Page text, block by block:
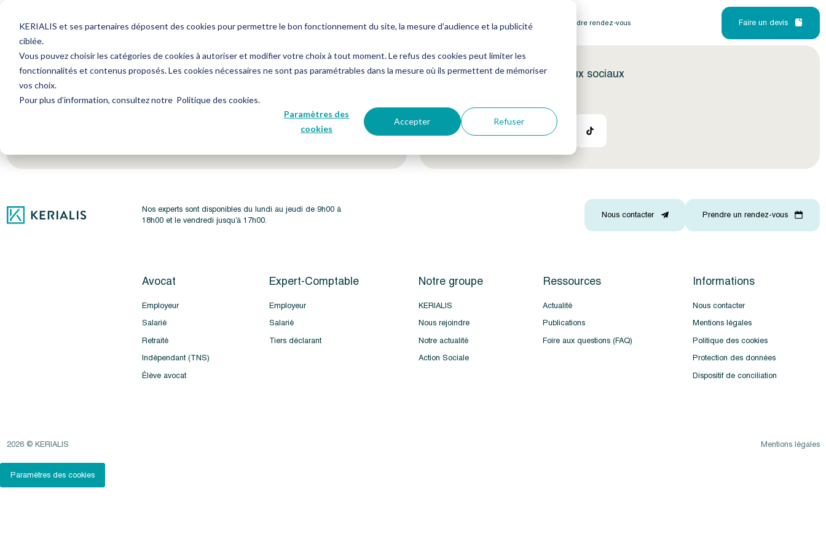
KERIALIS et ses partenaires déposent des cookies pour permettre le bon fonctionnement du site, la mesure d’audience et la publicité
ciblée.
Vous pouvez choisir les catégories de cookies à autoriser et modifier votre choix à tout moment. Le refus des cookies peut limiter les
fonctionnalités et contenus proposés. Les cookies nécessaires ne sont pas paramétrables dans la mesure où ils permettent de mémoriser
vos choix.
Pour plus d’information, consultez notre Politique des cookies.
Paramètres des
cookies
Accepter Refuser
Avocat Expert-Comptable Ressources Notre groupe Me connecter Nous contacter Prendre rendez-vous Faire un devis
Encore plus d'actus ? Inscrivez-vous à notre newsletter ! Suivez-nous sur nos réseaux sociaux
Nos experts sont disponibles du lundi au jeudi de 9h00 à
18h00 et le vendredi jusqu’à 17h00.
Nous contacter Prendre un rendez-vous
Avocat
Employeur
Salarié
Retraité
Indépendant (TNS)
Élève avocat
Expert-Comptable
Employeur
Salarié
Tiers déclarant
Notre groupe
KERIALIS
Nous rejoindre
Notre actualité
Action Sociale
Ressources
Actualité
Publications
Foire aux questions (FAQ)
Informations
Nous contacter
Mentions légales
Politique des cookies
Protection des données
Dispositif de conciliation
2026 © KERIALIS Mentions légales
Paramètres des cookies